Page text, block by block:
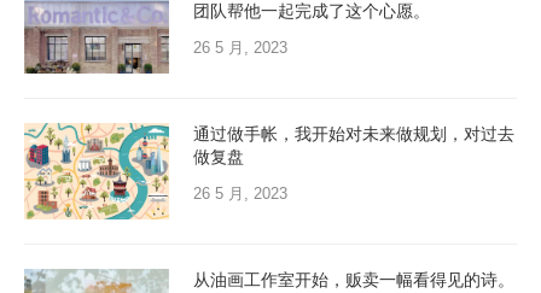
团队帮他一起完成了这个心愿。
26 5 月, 2023
通过做手帐，我开始对未来做规划，对过去
做复盘
26 5 月, 2023
从油画工作室开始，贩卖一幅看得见的诗。